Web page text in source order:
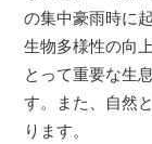
の集中豪雨時に
生物多様性の向
とって重要な生
す。また、自然
ります。